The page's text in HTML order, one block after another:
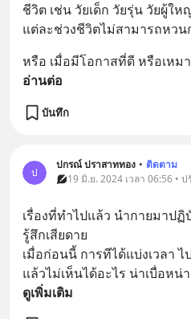
ชีวิต เช่น วัยเด็ก วัยรุ่น วัยผู้ให
แต่ละช่วงชีวิตไม่สามารถหว
หรือ เมื่อมีโอกาสที่ดี หรือเหม
อ่านต่อ
บันทึก
ป
ปกรณ์ ปราสาททอง • ติดตาม
19 มิ.ย. 2024 เวลา 06:56 •
เรื่องที่ทำไปแล้ว นำกายมาป
รู้สึกเสียดาย
เมื่อก่อนนี้ การทีได้แบ่งเวลา
แล้วไม่เห็นได้อะไร น่าเบื่อหน่
ดูเพิ่มเติม